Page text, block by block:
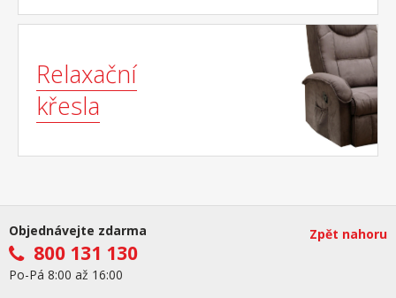
Relaxační
křesla
Objednávejte zdarma
800 131 130
Po-Pá 8:00 až 16:00
Zpět nahoru